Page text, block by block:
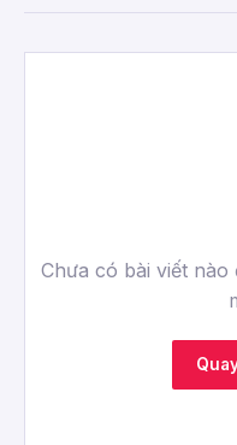
Chưa có bài viết